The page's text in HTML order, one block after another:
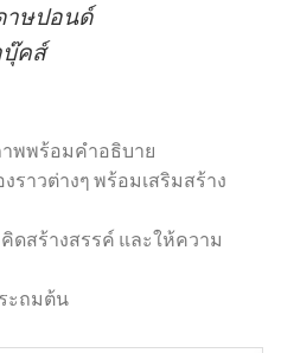
าษปอนด์
คส์
พพร้อมคำอธิบาย
ราวต่างๆ พร้อมเสริมสร้าง
ดสร้างสรรค์ และให้ความ
ะถมต้น